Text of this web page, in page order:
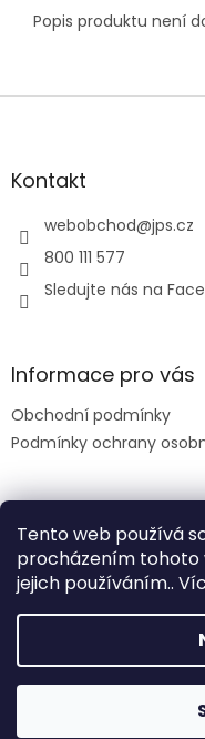
Tento web používá
procházením tohoto
jejich používáním..
Popis produktu není
Z
aKontakt
webobchod@jps.cz
800 111 577
Sledujte nás na
Informace pro vás
Obchodní podmínky
Podmínky ochrany
Facebook
Vytvořil